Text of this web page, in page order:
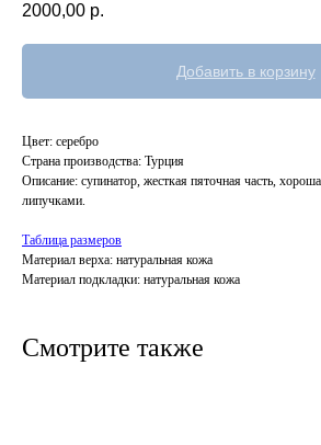
2000,00 р.
Добавить в корзину
Цвет: серебро
Страна производства: Турция
Описание: супинатор, жесткая пяточная часть,
липучками.
Таблица размеров
Материал верха: натуральная кожа
Материал подкладки: натуральная кожа
Смотрите также